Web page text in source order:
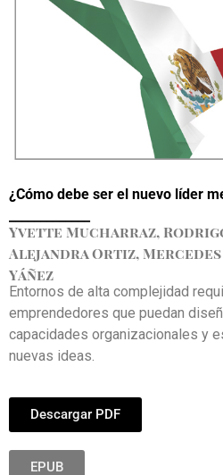
¿Cómo debe ser el nuevo líder
Yvette Mucharraz,
Alejandra Ortiz,
Yáñez
Entornos de alta complejidad
emprendedores que puedan
capacidades organizacionales y
nuevas ideas.
Descargar PDF
EPUB